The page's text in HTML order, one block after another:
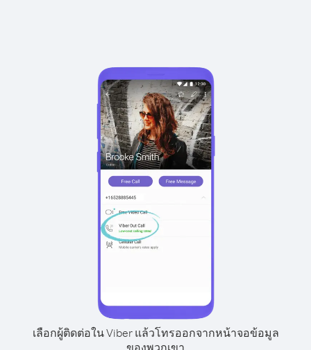
เลือกผู้ติดต่อใน Viber แล้วโทรออกจากหน้าจอข้อมูล
ของพวกเขา